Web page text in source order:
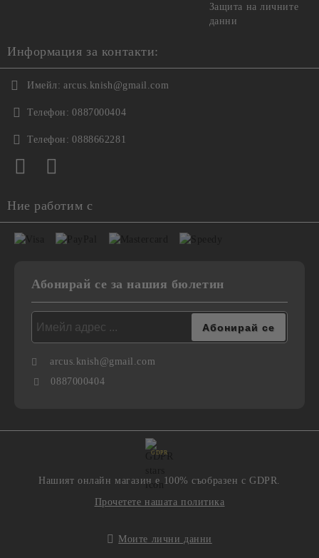
Защита на личните
данни
Информация за контакти:
Имейл: arcus.knish@gmail.com
Телефон: 0887000404
Телефон: 0888662281
Ние работим с
Абонирай се за нашия бюлетин
arcus.knish@gmail.com
0887000404
GDPR
Нашият онлайн магазин е 100% съобразен с GDPR.
Прочетете нашата политика
Моите лични данни